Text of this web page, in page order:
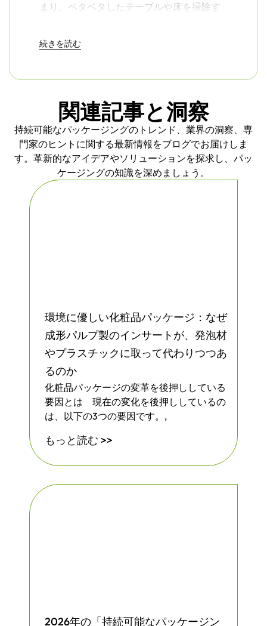
まり、ベタベタしたテーブルや床を掃除す
ング・サービスがこのプレートに切り替え
縮され、ゴミ袋の数も減ったと報告してい
があるはずです。
私たちは、より安全な選択のために利便性
を犠牲にする必要はないと考えています。
バガスのデザインは、信頼性の高い性能と
ぐプレートをご注文いただき、切り替えが
いかに簡単かをお確かめください。
続きを読む
関連記事と洞察
持続可能なパッケージングのトレンド、業界の洞察、専
門家のヒントに関する最新情報をブログでお届けしま
す。革新的なアイデアやソリューションを探求し、パッ
ケージングの知識を深めましょう。
環境に優しい化粧品パッケージ：なぜ
成形パルプ製のインサートが、発泡材
やプラスチックに取って代わりつつあ
るのか
化粧品パッケージの変革を後押ししている
要因とは 現在の変化を後押ししているの
は、以下の3つの要因です。,
もっと読む >>
2026年の「持続可能なパッケージン